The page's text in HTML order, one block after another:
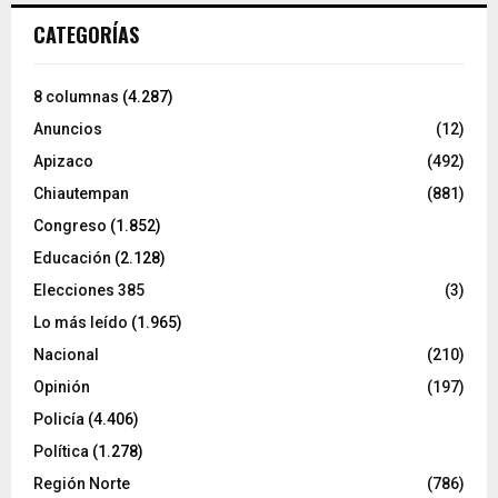
CATEGORÍAS
8 columnas (4.287)
Anuncios
(12)
Apizaco
(492)
Chiautempan
(881)
Congreso (1.852)
Educación (2.128)
Elecciones 385
(3)
Lo más leído (1.965)
Nacional
(210)
Opinión
(197)
Policía (4.406)
Política (1.278)
Región Norte
(786)